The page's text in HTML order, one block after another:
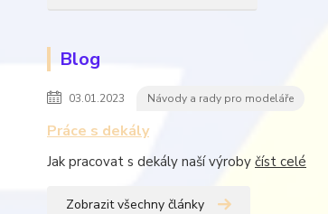
Blog
03.01.2023 Návody a rady pro modeláře
Práce s dekály
Jak pracovat s dekály naší výroby číst celé
Zobrazit všechny články